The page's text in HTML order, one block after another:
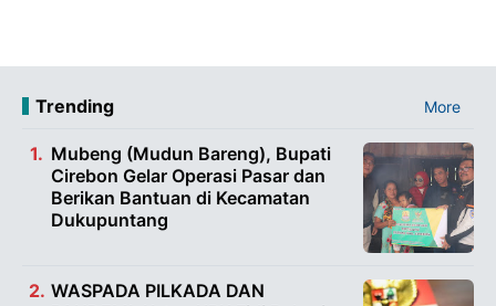
Trending More
Mubeng (Mudun Bareng), Bupati
Cirebon Gelar Operasi Pasar dan
Berikan Bantuan di Kecamatan
Dukupuntang
WASPADA PILKADA DAN